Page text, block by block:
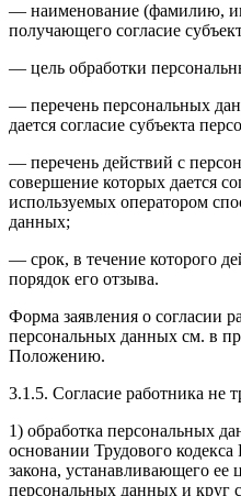
— наименование (фамилию,
получающего согласие
— цель обработки
— перечень персональных
дается согласие субъекта
— перечень действий с
совершение которых дается
используемых оператором
данных;
— срок, в течение которого
порядок его отзыва.
Форма заявления о согласии
персональных данных см. в
Положению.
3.1.5. Согласие работника не
1) обработка персональных
основании Трудового
закона, устанавливающего ее
персональных данных и круг